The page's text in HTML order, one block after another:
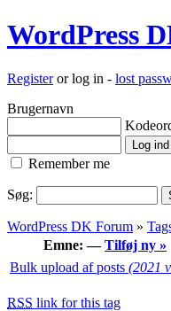
WordPress
Registeror log in - lost
Brugernavn
Remember me
Søg:
WordPress DK Forum »
Emne: —Tilføj ny »
Bulk upload af posts (2021
RSS link for this tag